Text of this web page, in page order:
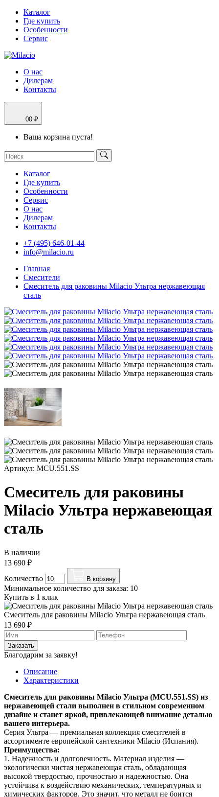
Каталог
Где купить
Особенности
Сервис
О нас
Дилерам
Контакты
00 ₽
Ваша корзина пуста!
Каталог
Где купить
Особенности
Сервис
О нас
Дилерам
Контакты
+7 (495) 646-01-44
info@milacio.ru
Главная
Смесители
Смеситель для раковины Milacio Ультра нержавеющая
сталь
Артикул: MCU.551.SS
Смеситель для раковины
Milacio Ультра нержавеющая
сталь
В наличии
13 690 ₽
Количество
В корзину
Минимальное количество для заказа: 10
Купить в 1 клик
Смеситель для раковины Milacio Ультра нержавеющая сталь
13 690 ₽
Заказать
Благодарим за заявку!
Описание
Характеристики
Смеситель для раковины Milacio Ультра (MCU.551.SS) из
нержавеющей стали выполнен в стильном современном
дизайне и станет яркой, привлекающей внимание деталью
вашего интерьера.
Серия Ультра — премиальная коллекция смесителей в
ассортименте европейской сантехники Milacio (Испания).
Преимущества:
1. Надежность и долговечность. Материал изделия —
экологически чистая нержавеющая сталь, обладающая
высокой твердостью, прочностью и надежностью. Она
устойчива к воздействию механических, температурных и
химических факторов. Это значит, что металл не боится